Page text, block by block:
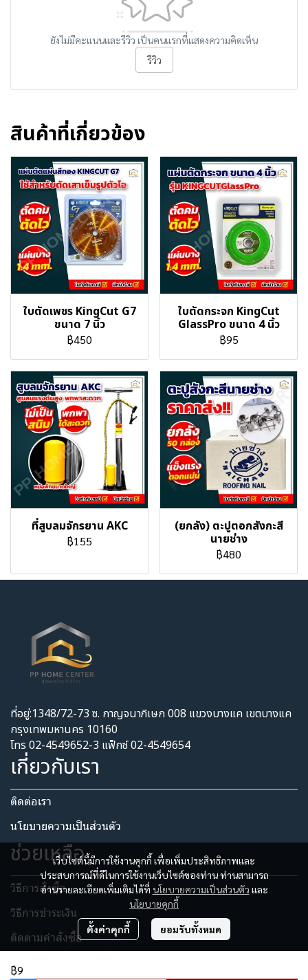
ยังไม่มีคะแนนและรีวิว เป็นคนแรกที่แสดงความคิดเห็น
รีวิว
สินค้าที่เกี่ยวข้อง
ใบตัดเพชร KingCut G7
ขนาด 7 นิ้ว
฿450
ใบตัดกระจก KingCut
GlassPro ขนาด 4 นิ้ว
฿95
ที่สูบลมจักรยาน AKC
฿155
(ยกลัง) ตะปูตอกสังกะสี
นายช่าง
฿480
฿9
เว็บไซต์นี้มีการใช้งานคุกกี้ เพื่อเพิ่มประสิทธิภาพและ
ประสบการณ์ที่ดีในการใช้งานเว็บไซต์ของท่าน ท่านสามารถ
อ่านรายละเอียดเพิ่มเติมได้ที่ นโยบายความเป็นส่วนตัว และ
นโยบายคุกกี้
ตั้งค่าคุกกี้ ยอมรับทั้งหมด
ที่อยู่:1348/72-73 ซ. กาญจนาภิเษก 008 แขวงบางแค เขตบางแค
กรุงเทพมหานคร 10160
โทร 02-4549652-3 แฟ็กซ์ 02-4549654
เกี่ยวกับเรา
ติดต่อเรา
นโยบายความเป็นส่วนตัว​
ช่วยเหลือ
วิธีการสั่งซื้อ
วิธีการชำระเงิน
ติดตามคำสั่งซื้อ